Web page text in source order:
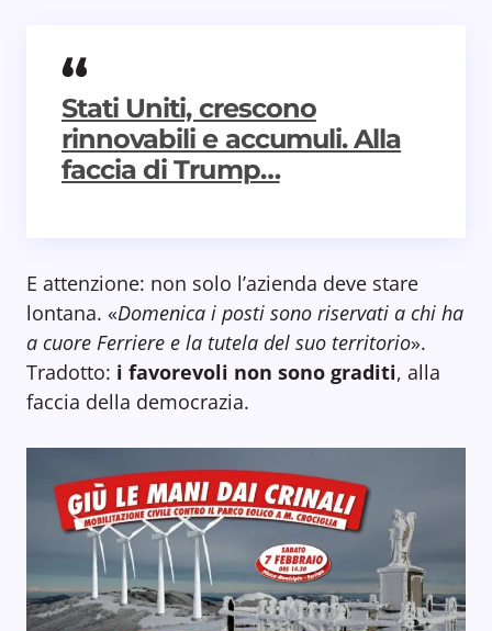
Stati Uniti, crescono
rinnovabili e accumuli. Alla
faccia di Trump…
E attenzione: non solo l’azienda deve stare
lontana. «Domenica i posti sono riservati a chi ha
a cuore Ferriere e la tutela del suo territorio».
Tradotto: i favorevoli non sono graditi, alla
faccia della democrazia.